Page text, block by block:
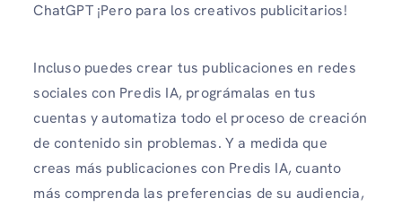
ChatGPT ¡Pero para los creativos publicitarios!
Incluso puedes crear tus publicaciones en redes
sociales con Predis IA, prográmalas en tus
cuentas y automatiza todo el proceso de creación
de contenido sin problemas. Y a medida que
creas más publicaciones con Predis IA, cuanto
más comprenda las preferencias de su audiencia,